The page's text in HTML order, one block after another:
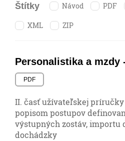
Štítky Návod PDF
XML ZIP
Personalistika a mzdy
PDF
II. časť užívateľskej
popisom postupov
výstupných zostáv, importu
dochádzky